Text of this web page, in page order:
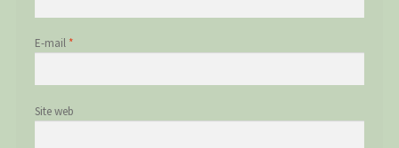
E-mail *
Site web